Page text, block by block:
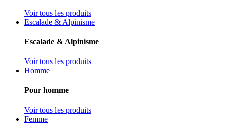
Voir tous les produits
Escalade & Alpinisme
Escalade & Alpinisme
Voir tous les produits
Homme
Pour homme
Voir tous les produits
Femme